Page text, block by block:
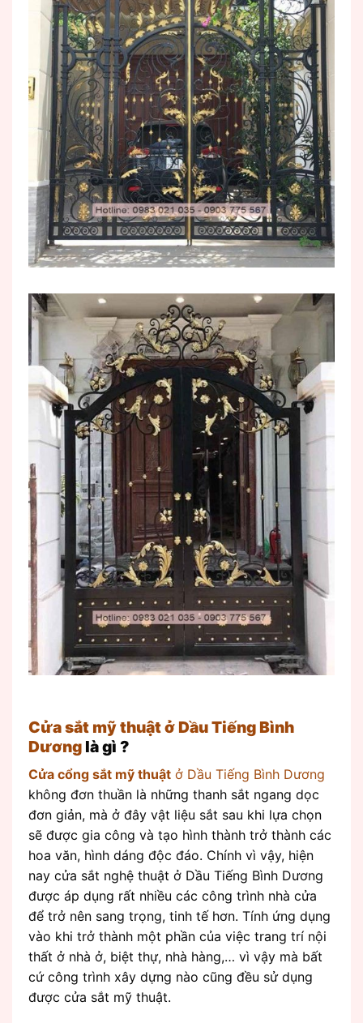
Cửa sắt mỹ thuật ở Dầu Tiếng Bình
Dương là gì ?
Cửa cổng sắt mỹ thuật ở Dầu Tiếng Bình Dương
không đơn thuần là những thanh sắt ngang dọc
đơn giản, mà ở đây vật liệu sắt sau khi lựa chọn
sẽ được gia công và tạo hình thành trở thành các
hoa văn, hình dáng độc đáo. Chính vì vậy, hiện
nay cửa sắt nghệ thuật ở Dầu Tiếng Bình Dương
được áp dụng rất nhiều các công trình nhà cửa
để trở nên sang trọng, tinh tế hơn. Tính ứng dụng
vào khi trở thành một phần của việc trang trí nội
thất ở nhà ở, biệt thự, nhà hàng,… vì vậy mà bất
cứ công trình xây dựng nào cũng đều sử dụng
được cửa sắt mỹ thuật.